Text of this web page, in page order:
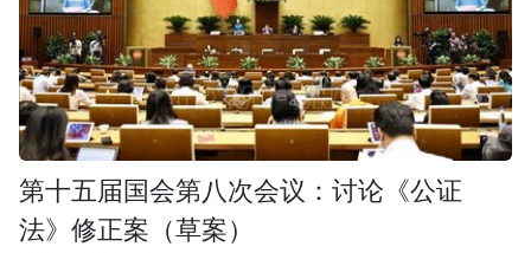
第十五届国会第八次会议：讨论《公证
法》修正案（草案）